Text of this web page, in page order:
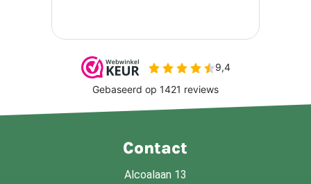
Contact
Alcoalaan 13